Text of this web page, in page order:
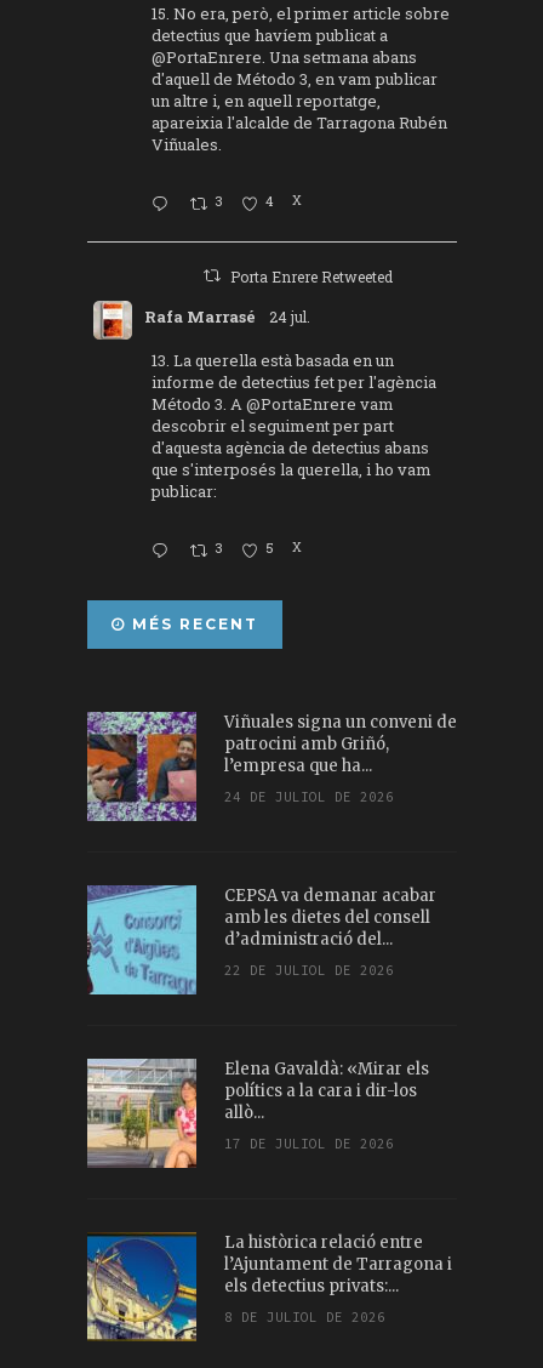
15. No era, però, el primer article sobre
detectius que havíem publicat a
@PortaEnrere. Una setmana abans
d'aquell de Método 3, en vam publicar
un altre i, en aquell reportatge,
apareixia l'alcalde de Tarragona Rubén
Viñuales.
3 4 X
Porta Enrere Retweeted
Rafa Marrasé 24 jul.
13. La querella està basada en un
informe de detectius fet per l'agència
Método 3. A@PortaEnrere vam
descobrir el seguiment per part
d'aquesta agència de detectius abans
que s'interposés la querella, i ho vam
publicar:
3 5 X
MÉS RECENT
Viñuales signa un conveni de
patrocini amb Griñó,
l’empresa que ha...
24 DE JULIOL DE 2026
CEPSA va demanar acabar
amb les dietes del consell
d’administració del...
22 DE JULIOL DE 2026
Elena Gavaldà: «Mirar els
polítics a la cara i dir-los
allò...
17 DE JULIOL DE 2026
La històrica relació entre
l’Ajuntament de Tarragona i
els detectius privats:...
8 DE JULIOL DE 2026